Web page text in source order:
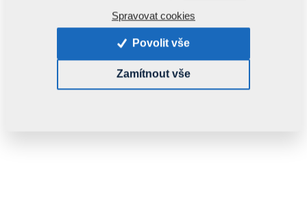
Tento díl je použitelný i pro následující stroje:
0,1760 kg
Spravovat cookies
Povolit vše
Zamítnout vše